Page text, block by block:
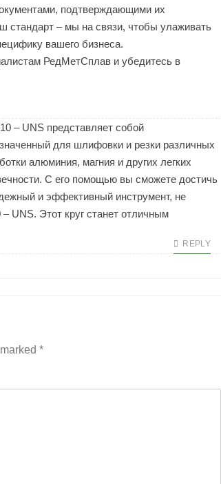
подтверждающими их
стандарт – мы на связи, чтобы улаживать
вашего бизнеса.
РедМетСплав и убедитесь в
– UNS представляет собой
для шлифовки и резки различных
алюминия, магния и других легких
С его помощью вы сможете достичь
и эффективный инструмент, не
UNS. Этот круг станет отличным
REPLY
*